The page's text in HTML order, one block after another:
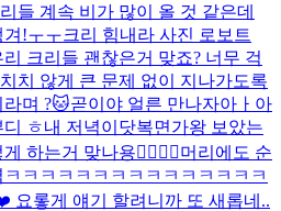
들 계속 비가 많이 올 것 같은데
겨!ㅜㅜ크리 힘내라 사진 로보트
크리들 괜찮은거 맞죠? 너무 걱
치 않게 큰 문제 없이 지나가도록
며 ?🐱곧이야 얼른 만나자아ㅏ아
ㅎ내 저녁이닷복면가왕 보았는
하는거 맞나용👉🏻👈🏻머리에도 순
ㅋㅋㅋㅋㅋㅋㅋㅋㅋㅋㅋㅋㅋㅋㅋ
요롷게 얘기 할려니까 또 새롭네..